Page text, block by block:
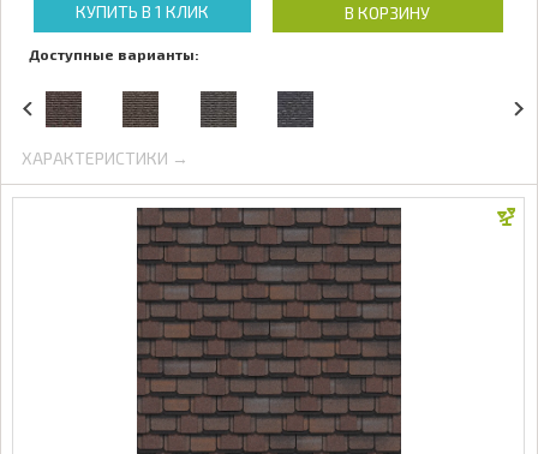
КУПИТЬ В 1 КЛИК В КОРЗИНУ
Доступные варианты:
ХАРАКТЕРИСТИКИ →